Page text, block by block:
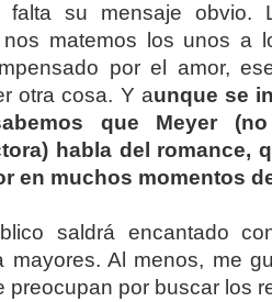
su mensaje obvio.
matemos los unos a
por el amor,
otra cosa. Y aunque se
que Meyer
habla del romance,
en muchos momentos
saldrá encantado
mayores. Al menos, me
preocupan por buscar los